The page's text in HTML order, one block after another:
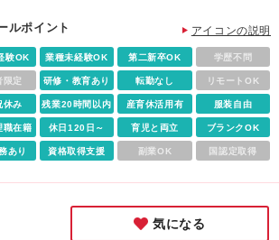
ルポイント アイコンの説明
験OK 業種未経験OK 第二新卒OK 学歴不問
限定 研修・教育あり 転勤なし リモートOK
休み 残業20時間以内 産育休活用有 服装自由
職在籍 休日120日～ 育児と両立 ブランクOK
あり 資格取得支援 副業OK 国認定取得
気になる